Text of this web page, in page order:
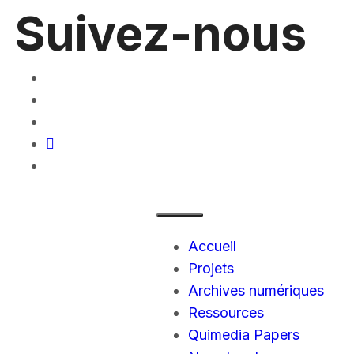
Suivez-nous
Accueil
Projets
Archives numériques
Ressources
Quimedia Papers